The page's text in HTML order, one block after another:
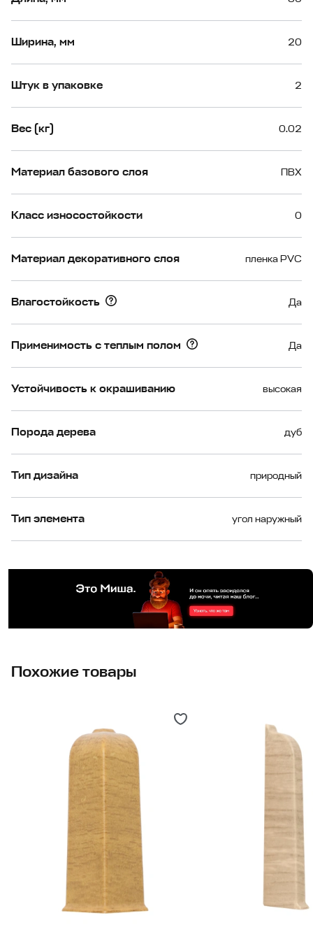
Ширина, мм 20
Штук в упаковке 2
Вес (кг) 0.02
Материал базового слоя ПВХ
Класс износостойкости 0
Материал декоративного слоя пленка PVC
Влагостойкость Да
Применимость с теплым полом Да
Устойчивость к окрашиванию высокая
Порода дерева дуб
Тип дизайна природный
Тип элемента угол наружный
Похожие товары